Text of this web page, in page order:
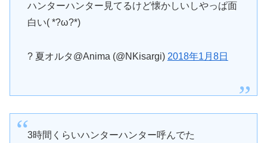
ハンターハンター見てるけど懐かしいしやっぱ面
白い( *?ω?*)
? 夏オルタ@Anima (@NKisargi) 2018年1月8日
3時間くらいハンターハンター呼んでた